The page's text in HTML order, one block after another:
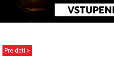
Pre deti >